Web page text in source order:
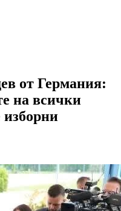
от Германия:
на всички
изборни